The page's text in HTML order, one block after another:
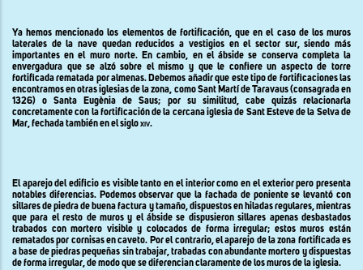
Ya hemos mencionado los elementos de fortificación, que en el caso de los muros
laterales de la nave quedan reducidos a vestigios en el sector sur, siendo más
importantes en el muro norte. En cambio, en el ábside se conserva completa la
envergadura que se alzó sobre el mismo y que le confiere un aspecto de torre
fortificada rematada por almenas. Debemos añadir que este tipo de fortificaciones las
encontramos en otras iglesias de la zona, como Sant Martí de Taravaus (consagrada en
1326) o Santa Eugènia de Saus; por su similitud, cabe quizás relacionarla
concretamente con la fortificación de la cercana iglesia de Sant Esteve de la Selva de
Mar, fechada también en el sigloxiv.
El aparejo del edificio es visible tanto en el interior como en el exterior pero presenta
notables diferencias. Podemos observar que la fachada de poniente se levantó con
sillares de piedra de buena factura y tamaño, dispuestos en hiladas regulares, mientras
que para el resto de muros y el ábside se dispusieron sillares apenas desbastados
trabados con mortero visible y colocados de forma irregular; estos muros están
rematados por cornisas en caveto. Por el contrario, el aparejo de la zona fortificada es
a base de piedras pequeñas sin trabajar, trabadas con abundante mortero y dispuestas
de forma irregular, de modo que se diferencian claramente de los muros de la iglesia.